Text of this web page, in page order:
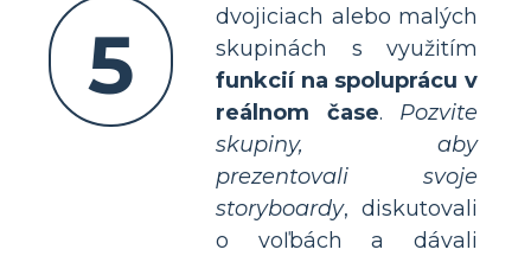
5
dvojiciach alebo malých
skupinách s využitím
funkcií na spoluprácu v
reálnom čase. Pozvite
skupiny, aby
prezentovali svoje
storyboardy, diskutovali
o voľbách a dávali